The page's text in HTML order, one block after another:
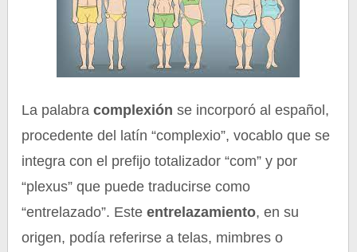
La palabracomplexión se incorporó al español,
procedente del latín “complexio”, vocablo que se
integra con el prefijo totalizador “com” y por
“plexus” que puede traducirse como
“entrelazado”. Esteentrelazamiento, en su
origen, podía referirse a telas, mimbres o